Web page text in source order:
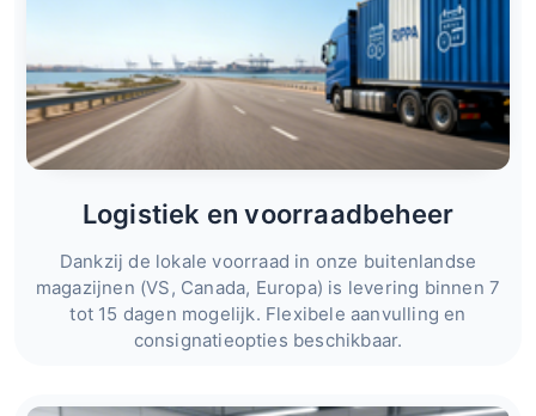
Logistiek en voorraadbeheer
Dankzij de lokale voorraad in onze buitenlandse
magazijnen (VS, Canada, Europa) is levering binnen 7
tot 15 dagen mogelijk. Flexibele aanvulling en
consignatieopties beschikbaar.